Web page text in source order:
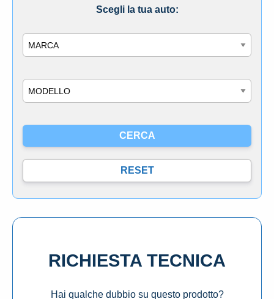
Scegli la tua auto:
RICHIESTA TECNICA
Hai qualche dubbio su questo prodotto?